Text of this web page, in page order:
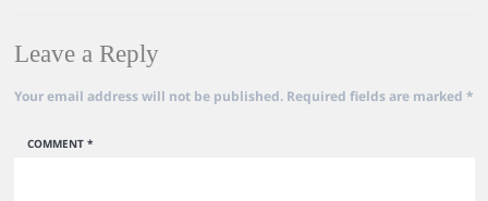
Leave a Reply
Your email address will not be published. Required fields are marked *
COMMENT *